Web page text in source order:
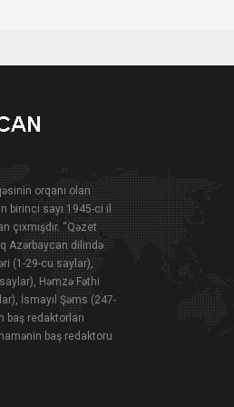
orqanı olan
birinci sayı 1945-ci il
çıxmışdır. “Qəzet
Azərbaycan dilində
(1-29-cu saylar),
Həmzə Fəthi
İsmayıl Şəms (247-
baş redaktorları
baş redaktoru